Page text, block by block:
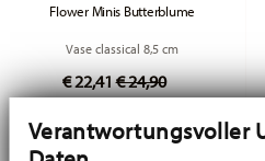
Verantwortungsvoller
Flower Minis Butterblume
Vase classical 8,5 cm
€ 22,41Price reduced from
€ 24,90to